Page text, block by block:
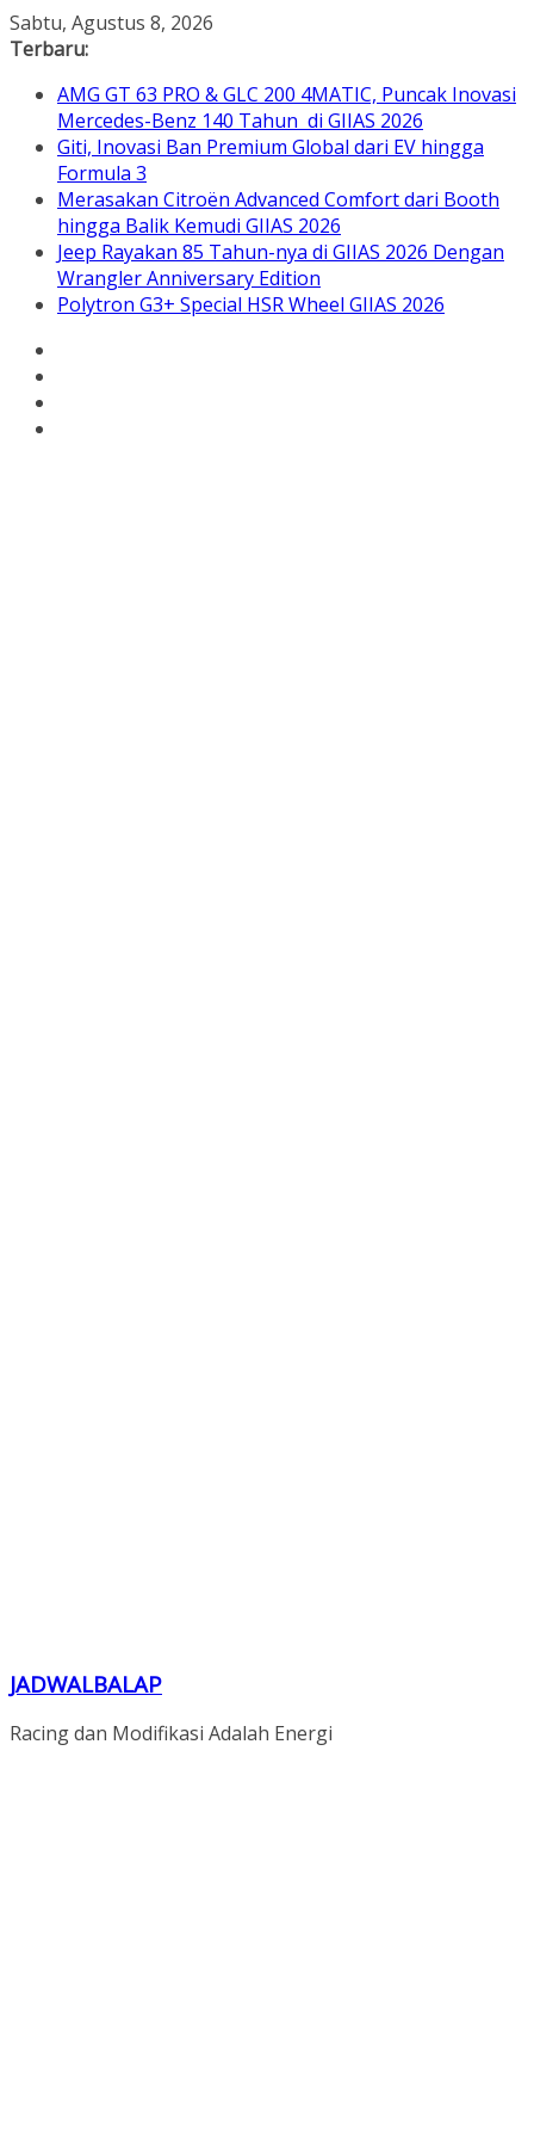
Skip
to
Sabtu, Agustus 8, 2026
Terbaru:
AMG GT 63 PRO & GLC 200 4MATIC, Puncak Inovasi
Mercedes-Benz 140 Tahun di GIIAS 2026
Giti, Inovasi Ban Premium Global dari EV hingga
Formula 3
Merasakan Citroën Advanced Comfort dari Booth
hingga Balik Kemudi GIIAS 2026
Jeep Rayakan 85 Tahun-nya di GIIAS 2026 Dengan
Wrangler Anniversary Edition
Polytron G3+ Special HSR Wheel GIIAS 2026
JADWALBALAP
Racing dan Modifikasi Adalah Energi